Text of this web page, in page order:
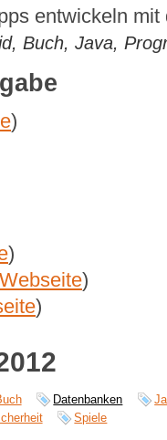
entwickeln
Buch, Java,
)
)
Webseite)
)
Datenbanken
Spiele